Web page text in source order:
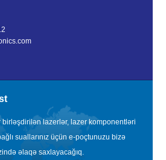
birləşdirilən lazerlər, lazer komponentləri
suallarınız üçün e-poçtunuzu bizə
əlaqə saxlayacağıq.